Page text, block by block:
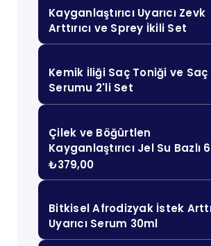
Kayganlaştırıcı Uyarıcı Zevk
Arttırıcı ve Sprey İkili Set
Kemik İliği Saç Toniği ve Saç
Serumu 2'li Set
Çilek ve Böğürtlen
Kayganlaştırıcı Jel Su Bazlı
₺379,00
Bitkisel Afrodizyak İstek
Uyarıcı Serum 30ml